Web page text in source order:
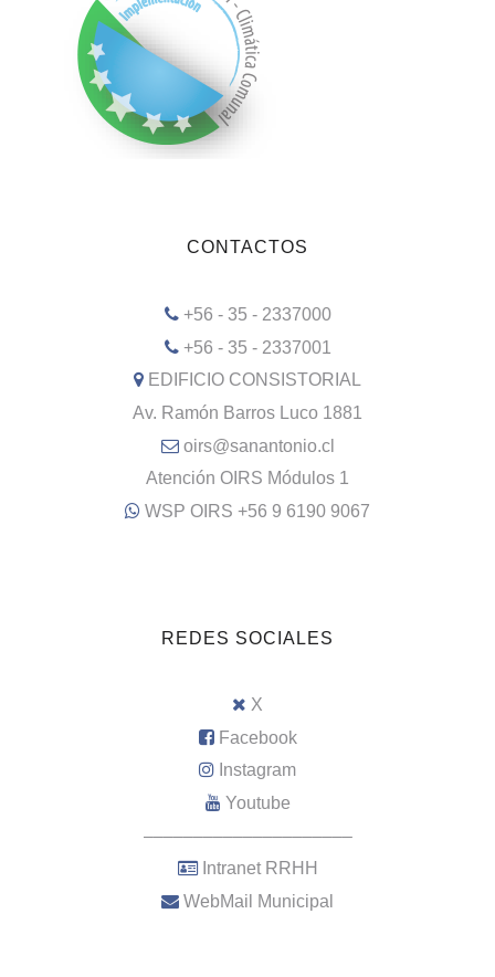
CONTACTOS
+56 - 35 - 2337000
+56 - 35 - 2337001
EDIFICIO CONSISTORIAL
Av. Ramón Barros Luco 1881
oirs@sanantonio.cl
Atención OIRS Módulos 1
WSP OIRS +56 9 6190 9067
REDES SOCIALES
X
Facebook
Instagram
Youtube
–––––––––––––––––––––
Intranet RRHH
WebMail Municipal